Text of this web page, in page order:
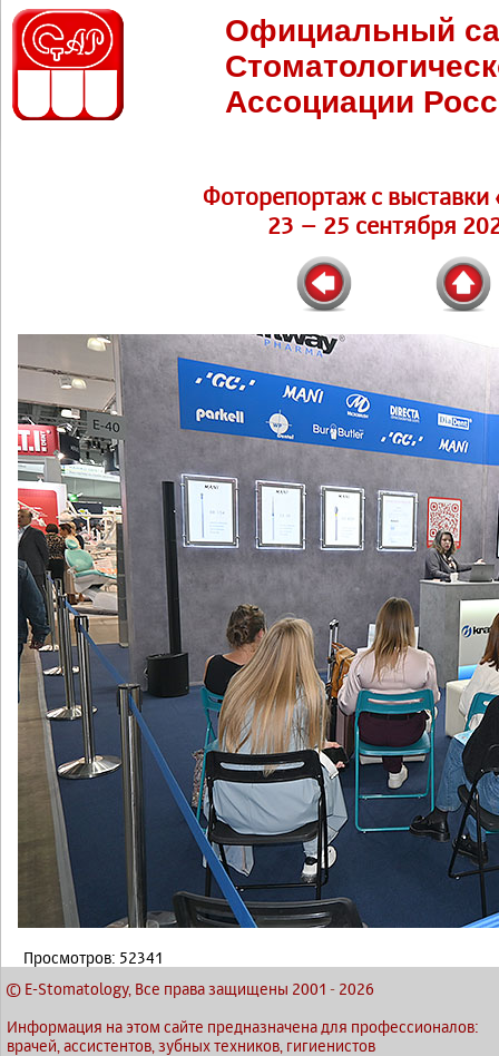
Официальный
Ассоциации
Фоторепортаж c выставки
23 – 25 сентября
Просмотров: 52341
© E-Stomatology, Все права защищены 2001 - 2026
Информация на этом сайте предназначена для профессионалов:
врачей, ассистентов, зубных техников, гигиенистов